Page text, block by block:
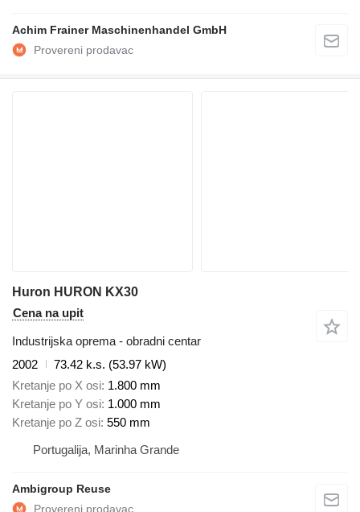
Achim Frainer Maschinenhandel GmbH
Huron HURON KX30
Cena na upit
Industrijska oprema - obradni centar
2002
73.42 k.s. (53.97 kW)
Kretanje po X osi 1.800 mm
Kretanje po Y osi 1.000 mm
Kretanje po Z osi 550 mm
Portugalija, Marinha Grande
Ambigroup Reuse